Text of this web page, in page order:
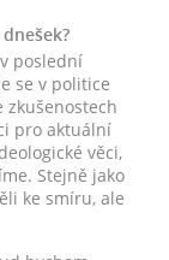
poslední
se v politice
zkušenostech
pro aktuální
věci,
Stejně jako
ke smíru, ale